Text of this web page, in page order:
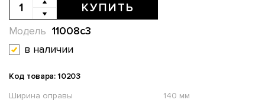
КУПИТЬ
11008c3
Модель
в наличии
Код товара: 10203
Ширина оправы
140 мм